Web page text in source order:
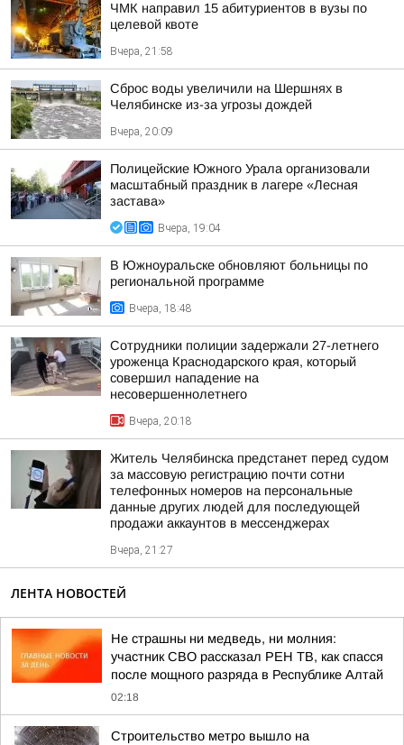
ЧМК направил 15 абитуриентов в вузы по
целевой квоте
Вчера, 21:58
Сброс воды увеличили на Шершнях в
Челябинске из-за угрозы дождей
Вчера, 20:09
Полицейские Южного Урала организовали
масштабный праздник в лагере «Лесная
застава»
Вчера, 19:04
В Южноуральске обновляют больницы по
региональной программе
Вчера, 18:48
Сотрудники полиции задержали 27-летнего
уроженца Краснодарского края, который
совершил нападение на
несовершеннолетнего
Вчера, 20:18
Житель Челябинска предстанет перед судом
за массовую регистрацию почти сотни
телефонных номеров на персональные
данные других людей для последующей
продажи аккаунтов в мессенджерах
Вчера, 21:27
ЛЕНТА НОВОСТЕЙ
Не страшны ни медведь, ни молния:
участник СВО рассказал РЕН ТВ, как спасся
после мощного разряда в Республике Алтай
02:18
Строительство метро вышло на